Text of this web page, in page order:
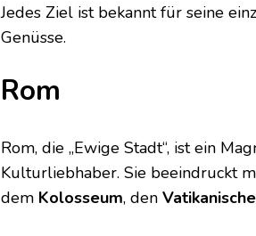
Jedes Ziel ist bekannt für seine
Genüsse.
Rom
Rom, die „Ewige Stadt“, ist ein
Kulturliebhaber. Sie beeindruckt
dem Kolosseum, den